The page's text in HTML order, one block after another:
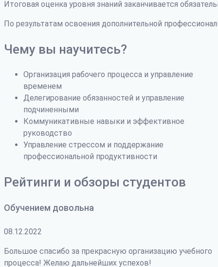
Итоговая оценка уровня знаний заканчивается
По результатам освоения дополнительной
Чему вы научитесь?
Организация рабочего процесса и управление
временем
Делегирование обязанностей и управление
подчиненными
Коммуникативные навыки и эффективное
руководство
Управление стрессом и поддержание
профессиональной продуктивности
Рейтинги и обзоры студентов
Обучением довольна
08.12.2022
Большое спасибо за прекрасную организацию учебного
процесса! Желаю дальнейших успехов!